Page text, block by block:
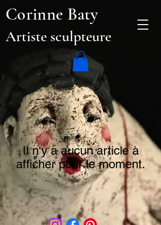
Corinne Baty
Artiste sculpteure
Il n'y a aucun article à
afficher pour le moment.